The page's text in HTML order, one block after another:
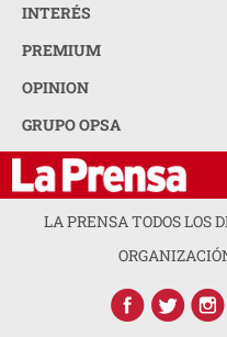
INTERÉS
PREMIUM
OPINION
GRUPO OPSA
LA PRENSA TODOS LOS